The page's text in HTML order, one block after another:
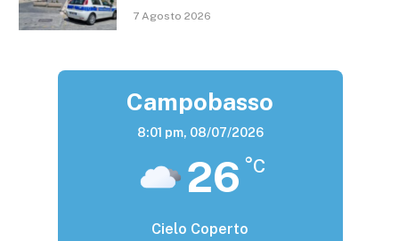
7 Agosto 2026
Campobasso
8:01 pm, 08/07/2026
26 °C
Cielo Coperto